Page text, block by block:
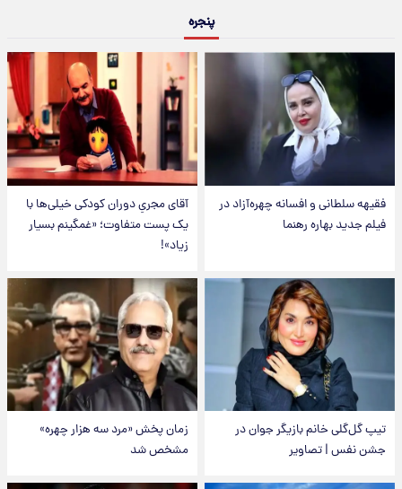
پنجره
فقیهه سلطانی و افسانه چهره‌آزاد در
فیلم جدید بهاره رهنما
آقای مجریِ دوران کودکی خیلی‌ها با
یک پست متفاوت؛ «غمگینم بسیار
زیاد»!
تیپ گل‌گلی خانم بازیگر جوان در
جشن نفس | تصاویر
زمان پخش «مرد سه هزار چهره»
مشخص شد